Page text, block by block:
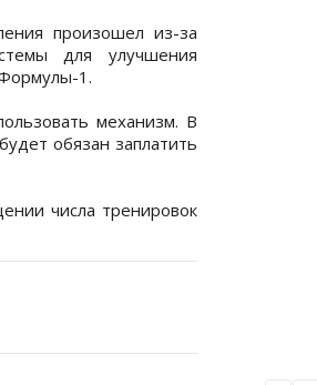
произошел из-за
для улучшения
1.
механизм. В
обязан заплатить
числа тренировок